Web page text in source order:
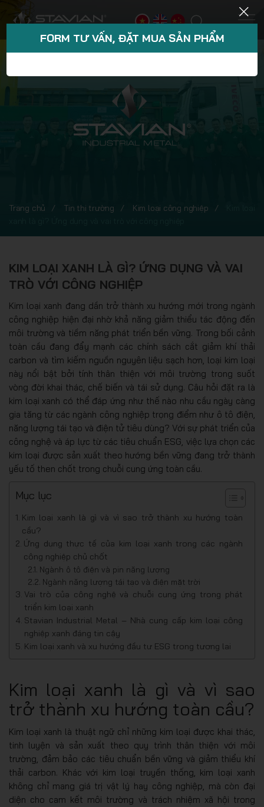
Trang chủ Tin thị trường Kim loại công nghiệp
KIM LOẠI XANH LÀ GÌ? ỨNG DỤNG VÀ VAI
TRÒ VỚI CÔNG NGHIỆP
Kim loại xanh đang dần trở thành xu hướng mới trong ngành
công nghiệp hiện đại nhờ khả năng giảm thiểu tác động đến
môi trường và tiềm năng phát triển bền vững. Trong bối cảnh
toàn cầu đang đẩy mạnh các chính sách cắt giảm khí thải
carbon và tìm kiếm nguồn nguyên liệu sạch hơn, loại kim loại
này nổi bật bởi tính thân thiện với môi trường trong suốt
vòng đời khai thác, chế biến và tái sử dụng. Câu hỏi đặt ra là
kim loại xanh có thể đáp ứng như thế nào nhu cầu ngày càng
gia tăng từ các ngành công nghiệp trọng điểm như ô tô điện,
năng lượng tái tạo và điện tử tiêu dùng? Với sự phát triển của
công nghệ và áp lực từ các tiêu chuẩn ESG, việc lựa chọn các
kim loại được sản xuất theo hướng bền vững đang trở thành
yếu tố then chốt trong chuỗi cung ứng toàn cầu.
Mục lục
Kim loại xanh là gì và vì sao trở thành xu hướng toàn
cầu?
Ứng dụng thực tế của kim loại xanh trong các ngành
công nghiệp chủ chốt
Ngành ô tô điện và pin năng lượng
Ngành năng lượng tái tạo và điện mặt trời
Vai trò của công nghệ và chuỗi cung ứng trong phát
triển kim loại xanh
Stavian Industrial Metal – Nhà cung cấp kim loại công
nghiệp xanh đáng tin cậy
Kim loại xanh và xu hướng đầu tư ESG trong tương lai
Kim loại xanh là gì và vì sao
trở thành xu hướng toàn cầu?
Kim loại xanh là thuật ngữ chỉ những kim loại được khai thác,
tinh luyện và sản xuất theo quy trình thân thiện với môi
trường, đảm bảo các tiêu chuẩn bền vững và giảm thiểu khí
thải carbon. Khác với kim loại truyền thống, kim loại xanh
không chỉ mang giá trị vật lý hay công nghiệp, mà còn đại
diện cho cam kết môi trường và trách nhiệm xã hội trong
FORM TƯ VẤN, ĐẶT MUA SẢN PHẨM